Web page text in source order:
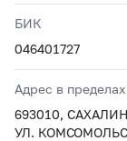
БИК
046401727
Адрес в
693010,
УЛ.